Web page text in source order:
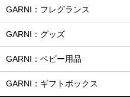
GARNI：フレグランス
GARNI：グッズ
GARNI：ベビー用品
GARNI：ギフトボックス